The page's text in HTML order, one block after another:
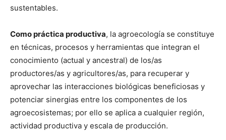
sustentables.
Como práctica productiva, la agroecología se constituye
en técnicas, procesos y herramientas que integran el
conocimiento (actual y ancestral) de los/as
productores/as y agricultores/as, para recuperar y
aprovechar las interacciones biológicas beneficiosas y
potenciar sinergias entre los componentes de los
agroecosistemas; por ello se aplica a cualquier región,
actividad productiva y escala de producción.